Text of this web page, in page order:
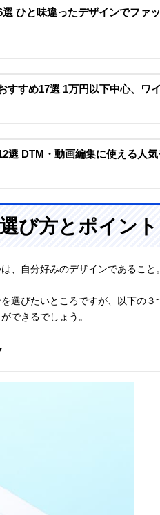
ひと味違ったデザインでファ
すすめ17選 1万円以下中心、ワ
選 DTM・動画編集に使える人
び方とポイント
、自分好みのデザインであること。
選びたいところですが、以下の３
できるでしょう。